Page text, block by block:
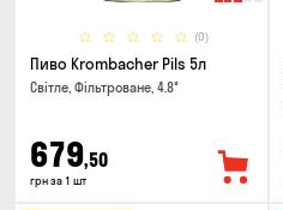
(0)
Пиво Krombacher Pils 5л
Світле, Фільтроване, 4.8°
679,50
грн за 1 шт